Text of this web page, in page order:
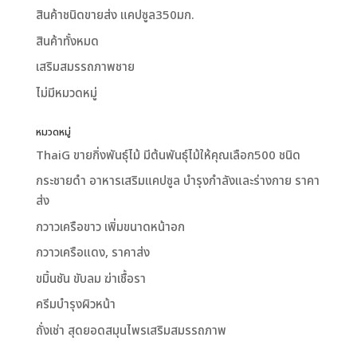
สินค้าชนิดขายส่ง แคปซูล350มก.
สินค้าทั้งหมด
เสริมสมรรถภาพชาย
ไม่มีหมวดหมู่
หมวดหมู่
ThaiG ขายกิ่งพันธุ์ไม้ มีต้นพันธุ์ไม้ให้คุณเลือก500 ชนิด
กระชายดำ อาหารเสริมแคปซูล บำรุงกำลังและร่างกาย ราคา
ส่ง
กวาวเครือขาว เพิ่มขนาดหน้าอก
กวาวเครือแดง, ราคาส่ง
ขมิ้นชัน ขับลม ฆ่าเชื้อรา
ครีมบำรุงผิวหน้า
ถั่งเช่า สุดยอดสมุนไพรเสริมสมรรถภาพ